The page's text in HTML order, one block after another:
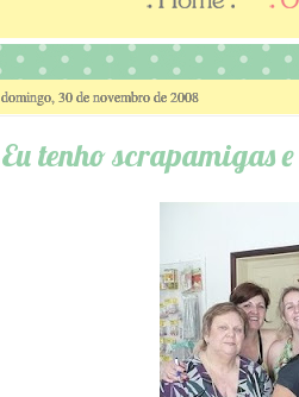
domingo, 30 de novembro de 2008
Eu tenho scrapamigas e